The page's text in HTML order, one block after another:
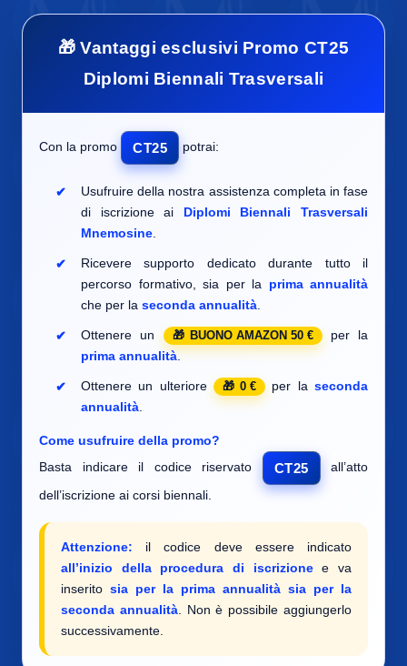
🎁 Vantaggi esclusivi Promo CT25
Diplomi Biennali Trasversali
Con la promo CT25 potrai:
Usufruire della nostra assistenza completa in fase
di iscrizione ai Diplomi Biennali Trasversali
Mnemosine
Ricevere supporto dedicato durante tutto il
percorso formativo, sia per la prima annualità
che per la seconda annualità
Ottenere un BUONO AMAZON 50 €
per la
prima annualità.
Ottenere un ulteriore 0 € per la seconda
annualità
Come usufruire della promo?
Basta indicare il codice riservato
CT25
all’atto
dell’iscrizione ai corsi biennali.
Attenzione: il codice deve essere indicato
all’inizio della procedura di iscrizionee va
inserito sia per la prima annualità sia per la
seconda annualità. Non è possibile aggiungerlo
successivamente.